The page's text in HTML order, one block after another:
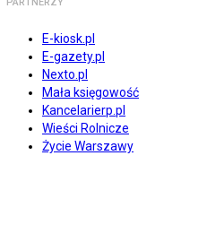
E-kiosk.pl
E-gazety.pl
Nexto.pl
Mała księgowość
Kancelarierp.pl
Wieści Rolnicze
Życie Warszawy